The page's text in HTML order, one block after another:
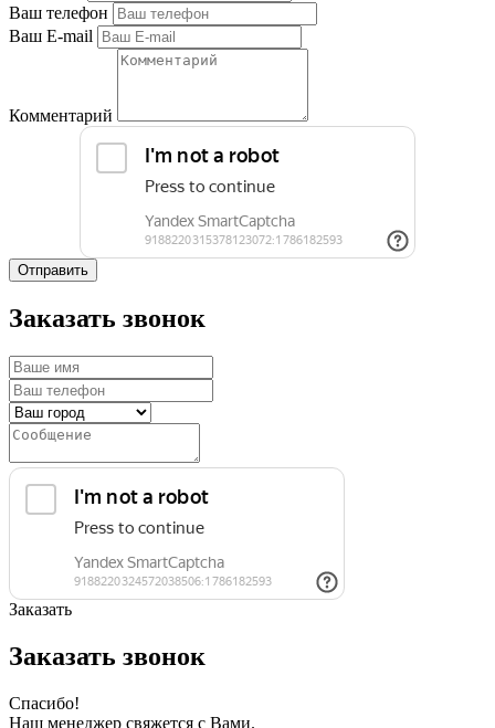
Ваш телефон
Ваш E-mail
Комментарий
Отправить
Заказать звонок
Заказать
Заказать звонок
Спасибо!
Наш менеджер свяжется с Вами.